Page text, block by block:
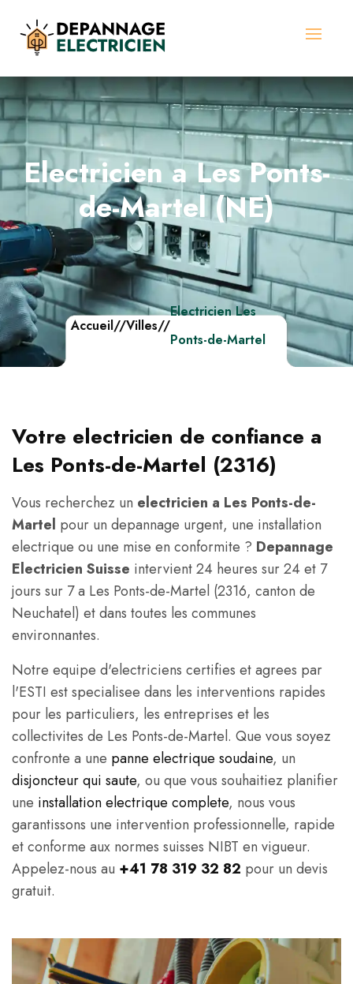
Electricien a Les Ponts-
de-Martel (NE)
Accueil//Villes//
Electricien Les
Ponts-de-Martel
Votre electricien de confiance a
Les Ponts-de-Martel (2316)
Vous recherchez un electricien a Les Ponts-de-
Martel pour un depannage urgent, une installation
electrique ou une mise en conformite ? Depannage
Electricien Suisse intervient 24 heures sur 24 et 7
jours sur 7 a Les Ponts-de-Martel (2316, canton de
Neuchatel) et dans toutes les communes
environnantes.
Notre equipe d'electriciens certifies et agrees par
l'ESTI est specialisee dans les interventions rapides
pour les particuliers, les entreprises et les
collectivites de Les Ponts-de-Martel. Que vous soyez
confronte a une panne electrique soudaine, un
disjoncteur qui saute, ou que vous souhaitiez planifier
une installation electrique complete, nous vous
garantissons une intervention professionnelle, rapide
et conforme aux normes suisses NIBT en vigueur.
Appelez-nous au +41 78 319 32 82 pour un devis
gratuit.